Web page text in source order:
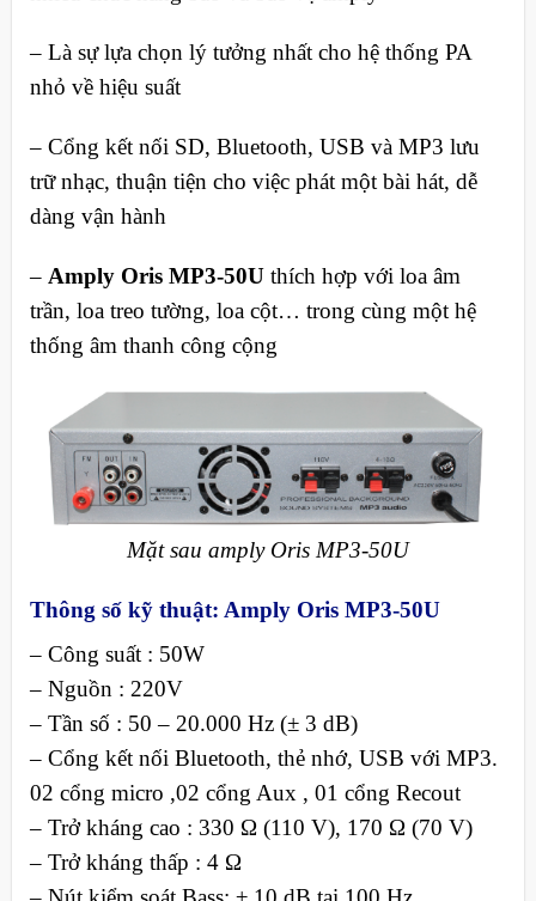
– Là sự lựa chọn lý tưởng nhất cho hệ thống PA
nhỏ về hiệu suất
– Cổng kết nối SD, Bluetooth, USB và MP3 lưu
trữ nhạc, thuận tiện cho việc phát một bài hát, dễ
dàng vận hành
– Amply Oris MP3-50Uthích hợp với loa âm
trần, loa treo tường, loa cột… trong cùng một hệ
thống âm thanh công cộng
Mặt sau amply Oris MP3-50U
Thông số kỹ thuật: Amply Oris MP3-50U
– Công suất : 50W
– Nguồn : 220V
– Tần số : 50 – 20.000 Hz (± 3 dB)
– Cổng kết nối Bluetooth, thẻ nhớ, USB với MP3.
02 cổng micro ,02 cổng Aux , 01 cổng Recout
– Trở kháng cao : 330 Ω (110 V), 170 Ω (70 V)
– Trở kháng thấp : 4 Ω